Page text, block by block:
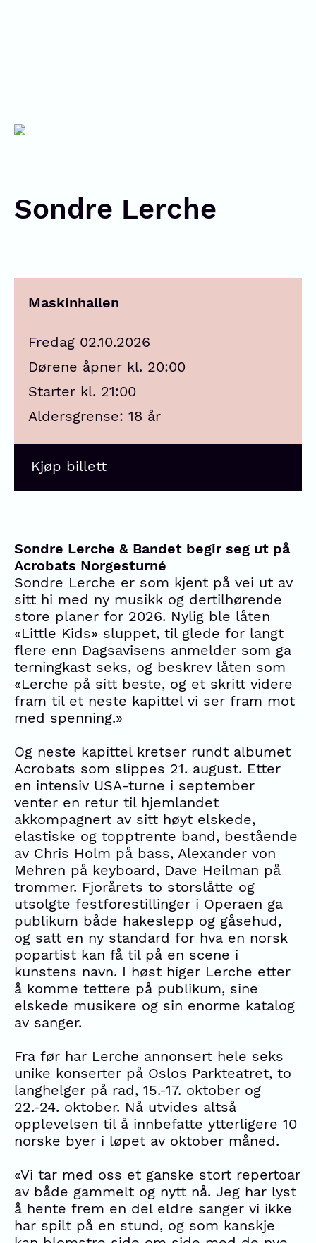
Sondre Lerche
Sondre Lerche & Bandet begir seg ut på
Acrobats Norgesturné
Sondre Lerche er som kjent på vei ut av
sitt hi med ny musikk og dertilhørende
store planer for 2026. Nylig ble låten
«Little Kids» sluppet, til glede for langt
flere enn Dagsavisens anmelder som ga
terningkast seks, og beskrev låten som
«Lerche på sitt beste, og et skritt videre
fram til et neste kapittel vi ser fram mot
med spenning.»
Og neste kapittel kretser rundt albumet
Acrobats som slippes 21. august. Etter
en intensiv USA-turne i september
venter en retur til hjemlandet
akkompagnert av sitt høyt elskede,
elastiske og topptrente band, bestående
av Chris Holm på bass, Alexander von
Mehren på keyboard, Dave Heilman på
trommer. Fjorårets to storslåtte og
utsolgte festforestillinger i Operaen ga
publikum både hakeslepp og gåsehud,
og satt en ny standard for hva en norsk
popartist kan få til på en scene i
kunstens navn. I høst higer Lerche etter
å komme tettere på publikum, sine
elskede musikere og sin enorme katalog
av sanger.
Fra før har Lerche annonsert hele seks
unike konserter på Oslos Parkteatret, to
langhelger på rad, 15.-17. oktober og
22.-24. oktober. Nå utvides altså
opplevelsen til å innbefatte ytterligere 10
norske byer i løpet av oktober måned.
«Vi tar med oss et ganske stort repertoar
av både gammelt og nytt nå. Jeg har lyst
å hente frem en del eldre sanger vi ikke
har spilt på en stund, og som kanskje
Maskinhallen
Fredag 02.10.2026
Dørene åpner kl. 20:00
Starter kl. 21:00
Aldersgrense: 18 år
Kjøp billett